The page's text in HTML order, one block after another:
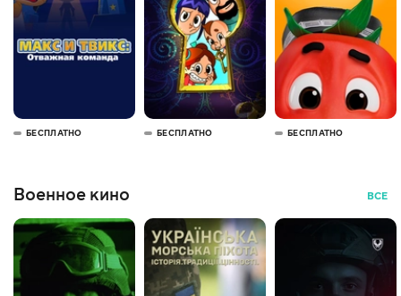
БЕСПЛАТНО БЕСПЛАТНО БЕСПЛАТНО
Военное кино ВСЕ